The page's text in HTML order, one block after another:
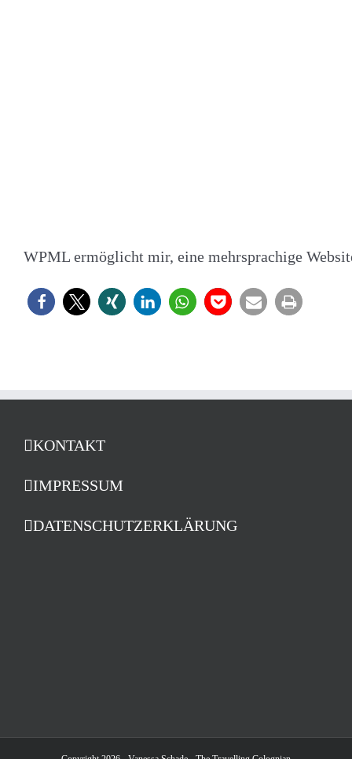
WPML ermöglicht mir, eine mehrsprachige
KONTAKT
IMPRESSUM
DATENSCHUTZERKLÄRUNG